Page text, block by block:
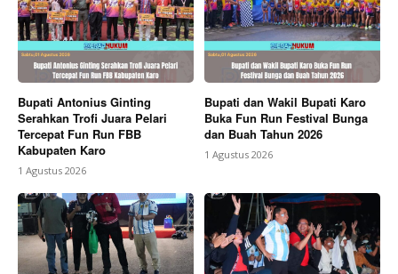
Bupati Antonius Ginting
Serahkan Trofi Juara Pelari
Tercepat Fun Run FBB
Kabupaten Karo
1 Agustus 2026
Bupati dan Wakil Bupati Karo
Buka Fun Run Festival Bunga
dan Buah Tahun 2026
1 Agustus 2026